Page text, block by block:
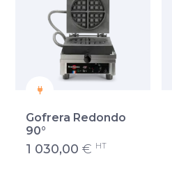
Gofrera Redondo
90°
1 030,00 € HT